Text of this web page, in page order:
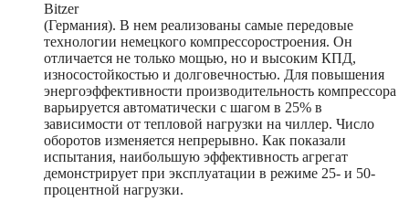
Bitzer
(Германия). В нем реализованы самые передовые
технологии немецкого компрессоростроения. Он
отличается не только мощью, но и высоким КПД,
износостойкостью и долговечностью. Для повышения
энергоэффективности производительность компрессора
варьируется автоматически с шагом в 25% в
зависимости от тепловой нагрузки на чиллер. Число
оборотов изменяется непрерывно. Как показали
испытания, наибольшую эффективность агрегат
демонстрирует при эксплуатации в режиме 25- и 50-
процентной нагрузки.